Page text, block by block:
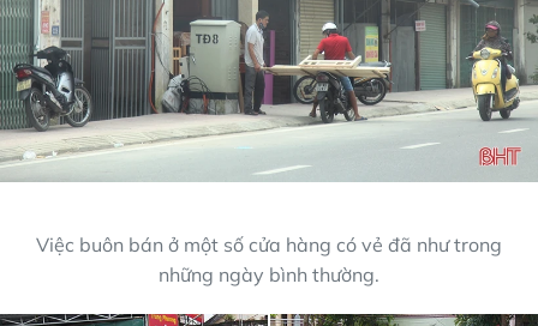
Việc buôn bán ở một số cửa hàng có vẻ đã như trong
những ngày bình thường.